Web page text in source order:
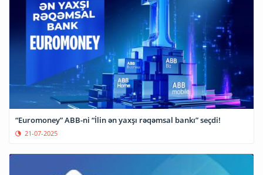
“Euromoney” ABB-ni “İlin ən yaxşı rəqəmsal bankı” seçdi!
21-07-2025